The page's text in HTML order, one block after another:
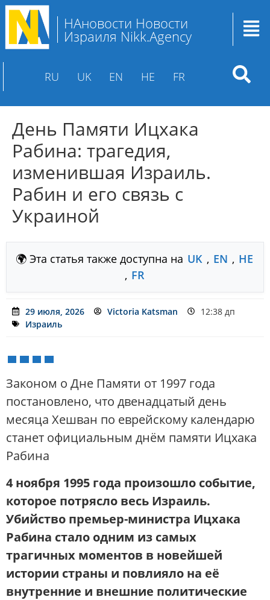
НАновости Новости
Израиля Nikk.Agency
RU UK EN HE FR
День Памяти Ицхака
Рабина: трагедия,
изменившая Израиль.
Рабин и его связь с
Украиной
🌍 Эта статья также доступна на UK , EN , HE
, FR
29 июля, 2026 Victoria Katsman
12:38 дп
Израиль
Законом о Дне Памяти от 1997 года
постановлено, что двенадцатый день
месяца Хешван по еврейскому календарю
станет официальным днём памяти Ицхака
Рабина
4 ноября 1995 года произошло событие,
которое потрясло весь Израиль.
Убийство премьер-министра Ицхака
Рабина стало одним из самых
трагичных моментов в новейшей
истории страны и повлияло на её
внутренние и внешние политические